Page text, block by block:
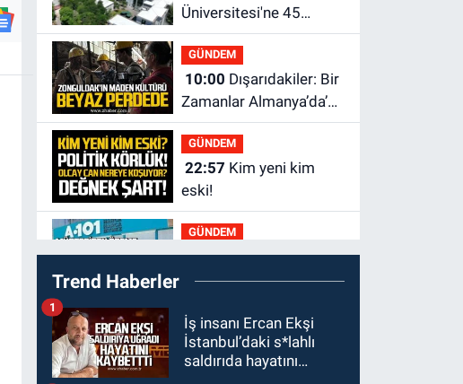
Üniversitesi'ne 45
sözleşmeli personel
alınacak.
GÜNDEM
10:00
Zamanlar Almanya’da’
21 Ağustos’ta vizyonda.
GÜNDEM
22:57
eski!
GÜNDEM
21:11Zonguldak’ta
A101 müşteriden iki kez
ödemiyor!
GÜNDEM
20:48Zonguldaklı
oyuncu Ülkü Hilal
Trend Haberler
İş insanı Ercan Ekşi
İstanbul’daki s*lahlı
saldırıda hayatını
1